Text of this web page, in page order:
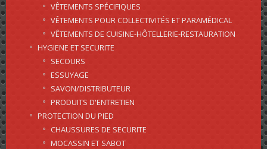
VÊTEMENTS SPÉCIFIQUES
VÊTEMENTS POUR COLLECTIVITÉS ET PARAMÉDICAL
VÊTEMENTS DE CUISINE-HÔTELLERIE-RESTAURATION
HYGIENE ET SECURITE
SECOURS
ESSUYAGE
SAVON/DISTRIBUTEUR
PRODUITS D'ENTRETIEN
PROTECTION DU PIED
CHAUSSURES DE SECURITE
MOCASSIN ET SABOT